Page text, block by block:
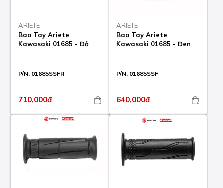
ARIETE
Bao Tay Ariete
Kawasaki 01685 - Đỏ
P/N: 01685SSFR
710,000đ
ARIETE
Bao Tay Ariete
Kawasaki 01685 - Đen
P/N: 01685SSF
640,000đ